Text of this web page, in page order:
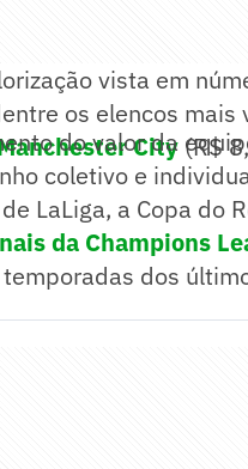
vista em
os elencos
City (R$
do valor da
coletivo e
LaLiga, a Copa do
da Champions
dos